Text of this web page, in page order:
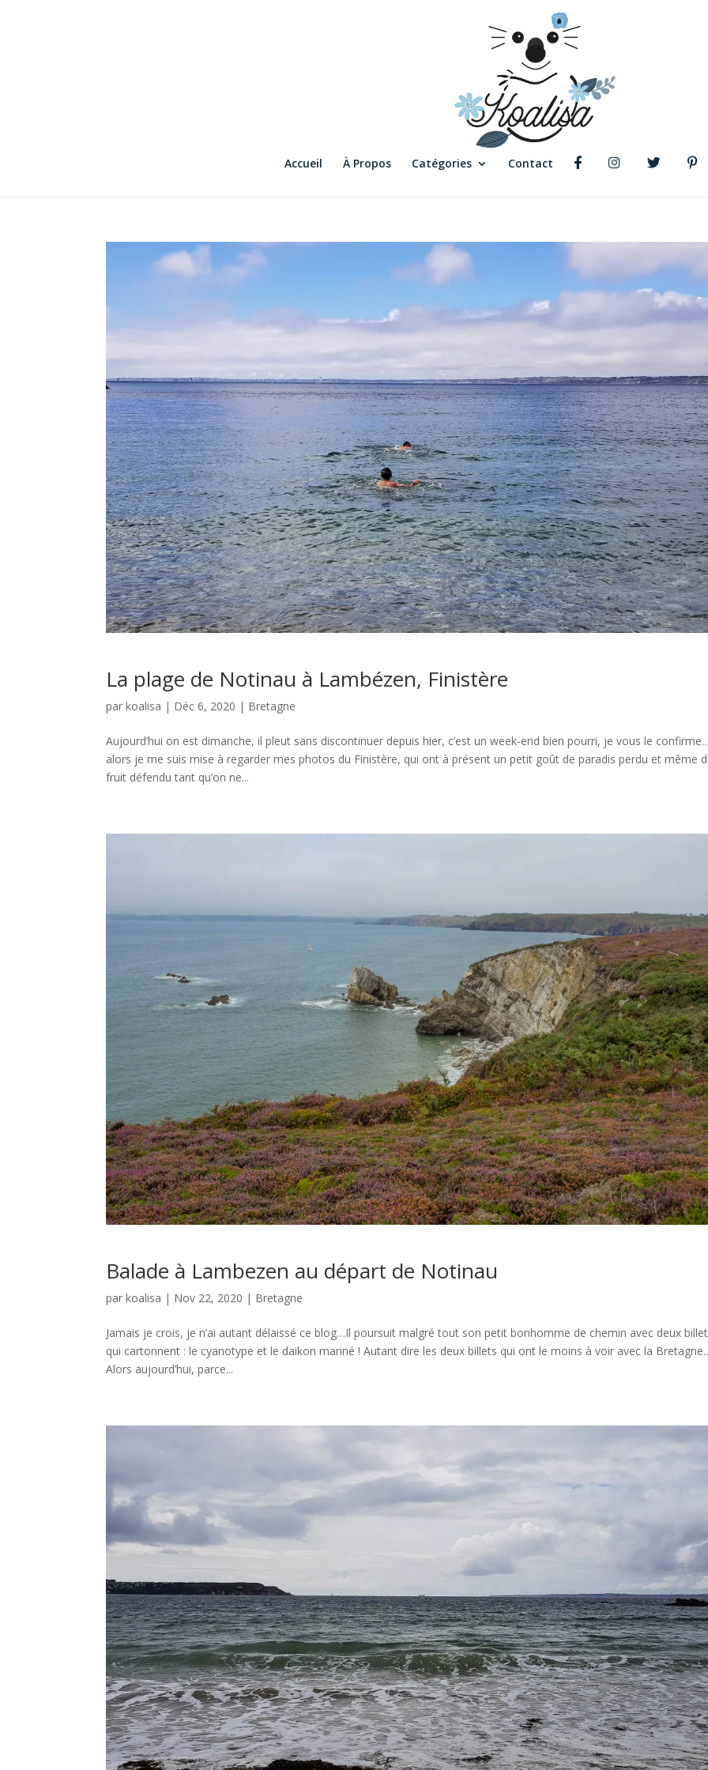
Accueil À Propos Catégories Contact
La plage de Notinau à Lambézen, Finistère
parkoalisa | Déc 6, 2020 | Bretagne
Aujourd’hui on est dimanche, il pleut sans discontinuer depuis hier, c’est un week-end bien pourri, je vous le
alors je me suis mise à regarder mes photos du Finistère, qui ont à présent un petit goût de paradis perdu et même
fruit défendu tant qu’on ne...
Balade à Lambezen au départ de Notinau
parkoalisa | Nov 22, 2020 | Bretagne
Jamais je crois, je n’ai autant délaissé ce blog…Il poursuit malgré tout son petit bonhomme de chemin avec deux
qui cartonnent : le cyanotype et le daikon mariné ! Autant dire les deux billets qui ont le moins à voir avec la
Alors aujourd’hui, parce...